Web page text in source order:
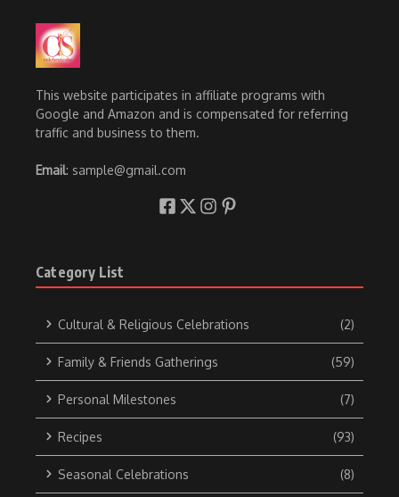
This website participates in affiliate programs with
Google and Amazon and is compensated for referring
traffic and business to them.
Email: sample@gmail.com
Category List
Cultural & Religious Celebrations (2)
Family & Friends Gatherings (59)
Personal Milestones (7)
Recipes (93)
Seasonal Celebrations (8)